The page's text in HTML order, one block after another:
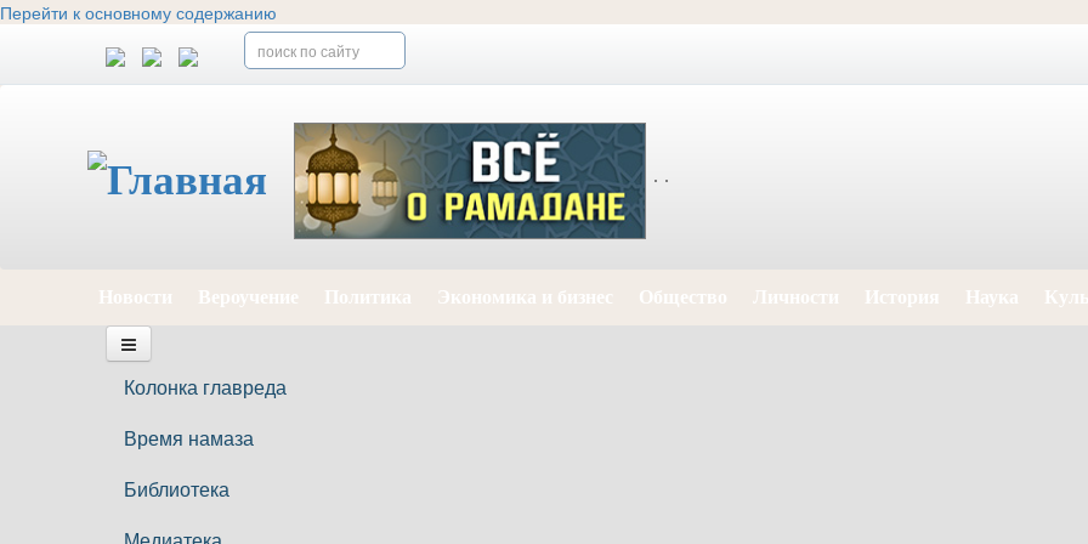
Перейти к основному содержанию
Новости Вероучение Политика Экономика и бизнес Общество Личности История Наука
Колонка главреда
Время намаза
Библиотека